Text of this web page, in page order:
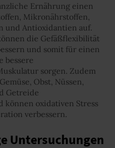
Ernährung einen
Mikronährstoffen,
und Antioxidantien auf.
die Gefäßflexibilität
und somit für einen
bessere
sorgen. Zudem
Obst, Nüssen,
Getreide
können oxidativen Stress
verbessern.
Untersuchungen